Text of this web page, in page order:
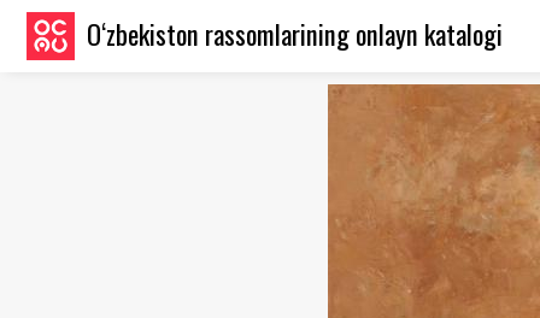
O‘zbekiston rassomlarining onlayn katalogi